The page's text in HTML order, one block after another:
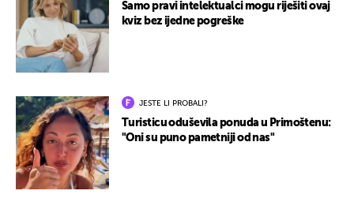
Samo pravi intelektualci mogu riješiti ovaj
kviz bez ijedne pogreške
JESTE LI PROBALI?
Turisticu oduševila ponuda u Primoštenu:
"Oni su puno pametniji od nas"